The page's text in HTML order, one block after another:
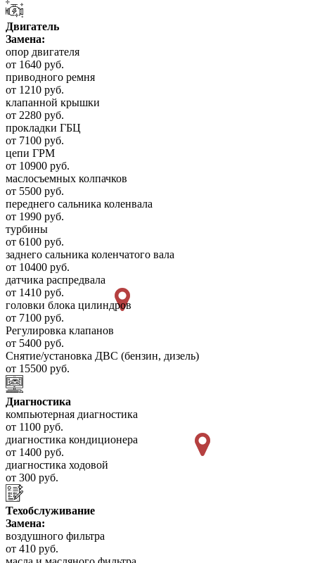
Двигатель
Замена:
опор двигателя
от 1640 руб.
приводного ремня
от 1210 руб.
клапанной крышки
от 2280 руб.
прокладки ГБЦ
от 7100 руб.
цепи ГРМ
от 10900 руб.
маслосъемных колпачков
от 5500 руб.
переднего сальника коленвала
от 1990 руб.
турбины
от 6100 руб.
заднего сальника коленчатого вала
от 10400 руб.
датчика распредвала
от 1410 руб.
головки блока цилиндров
от 7100 руб.
Регулировка клапанов
от 5400 руб.
Снятие/установка ДВС (бензин, дизель)
от 15500 руб.
Диагностика
компьютерная диагностика
от 1100 руб.
диагностика кондиционера
от 1400 руб.
диагностика ходовой
от 300 руб.
Техобслуживание
Замена:
воздушного фильтра
от 410 руб.